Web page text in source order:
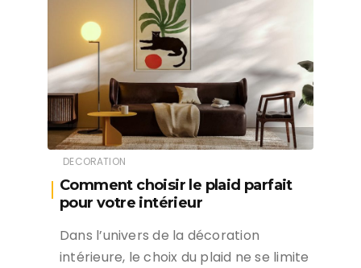
DECORATION
Comment choisir le plaid parfait
pour votre intérieur
Dans l’univers de la décoration
intérieure, le choix du plaid ne se limite